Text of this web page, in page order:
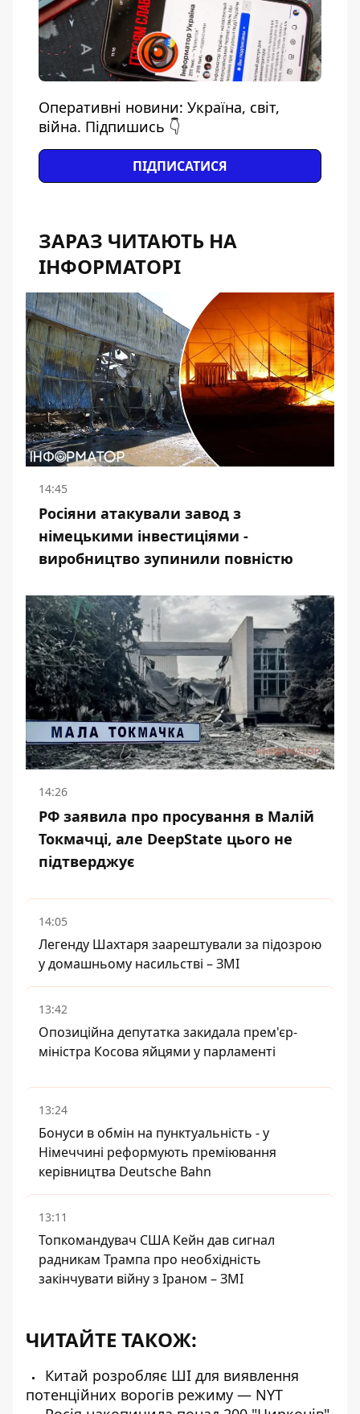
Оперативні новини: Україна, світ,
війна. Підпишись 👇
ПІДПИСАТИСЯ
ЗАРАЗ ЧИТАЮТЬ НА
ІНФОРМАТОРІ
14:45
Росіяни атакували завод з
німецькими інвестиціями -
виробництво зупинили повністю
14:26
РФ заявила про просування в Малій
Токмачці, але DeepState цього не
підтверджує
14:05
Легенду Шахтаря заарештували за підозрою
у домашньому насильстві – ЗМІ
13:42
Опозиційна депутатка закидала прем'єр-
міністра Косова яйцями у парламенті
13:24
Бонуси в обмін на пунктуальність - у
Німеччині реформують преміювання
керівництва Deutsche Bahn
13:11
Топкомандувач США Кейн дав сигнал
радникам Трампа про необхідність
закінчувати війну з Іраном – ЗМІ
ЧИТАЙТЕ ТАКОЖ:
Китай розробляє ШІ для виявлення
потенційних ворогів режиму — NYT